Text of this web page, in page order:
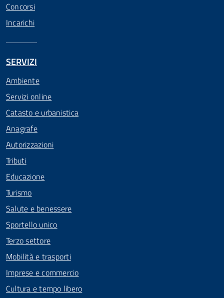
Concorsi
Incarichi
SERVIZI
Ambiente
Servizi online
Catasto e urbanistica
Anagrafe
Autorizzazioni
Tributi
Educazione
Turismo
Salute e benessere
Sportello unico
Terzo settore
Mobilità e trasporti
Imprese e commercio
Cultura e tempo libero